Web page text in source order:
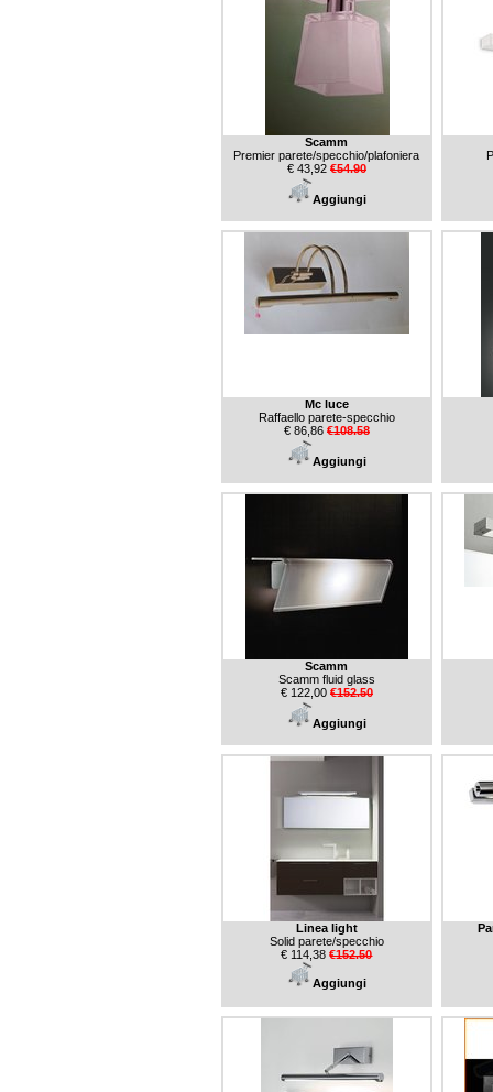
Scamm
Premier parete/specchio/plafoniera
€ 43,92 €54.90
Aggiungi
Mc luce
Raffaello parete-specchio
€ 86,86 €108.58
Aggiungi
Scamm
Scamm fluid glass
€ 122,00 €152.50
Aggiungi
Linea light
Solid parete/specchio
€ 114,38€152.50
Aggiungi